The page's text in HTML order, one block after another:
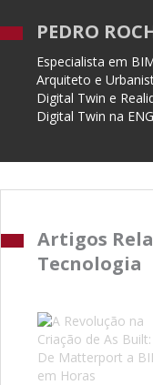
PEDRO
Especialista em
Arquiteto e
Digital Twin e
Digital Twin na
Artigos
Tecnologia